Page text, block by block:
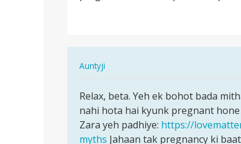
sex
Auntyji
to
Sir
me
jab
Relax,
beta.
Yeh
ek
Relax, beta. Yeh ek bohot bada
nahi hota hai kyunk pregnant
Zara yeh padhiye: https://
myths Jahaan tak pregnancy ki